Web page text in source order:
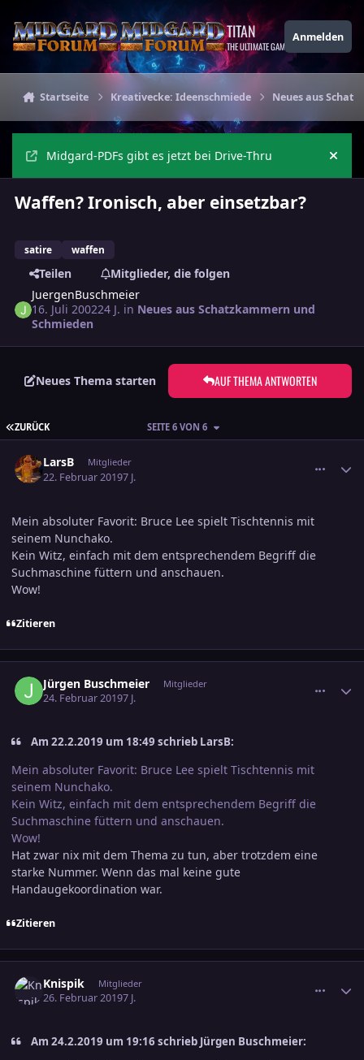
TITAN
THE ULTIMATE GAMING THEME
Anmelden
Startseite Kreativecke: Ideenschmiede Neues aus
Midgard-PDFs gibt es jetzt bei Drive-Thru
Waffen? Ironisch, aber einsetzbar?
satire waffen
Teilen
Mitglieder, die folgen
JuergenBuschmeier
16. Juli 200224 J. in Neues aus Schatzkammern und
Schmieden
Neues Thema starten AUF THEMA ANTWORTEN
ERSTE SEITE
ZURÜCK SEITE 6 VON 6
LarsB Mitglieder
22. Februar 20197 J.
Mein absoluter Favorit: Bruce Lee spielt Tischtennis mit
seinem Nunchako.
Kein Witz, einfach mit dem entsprechendem Begriff die
Suchmaschine füttern und anschauen.
Wow!
Zitieren
Jürgen Buschmeier Mitglieder
24. Februar 20197 J.
Am 22.2.2019 um 18:49 schrieb LarsB:
Mein absoluter Favorit: Bruce Lee spielt Tischtennis mit
seinem Nunchako.
Kein Witz, einfach mit dem entsprechendem Begriff die
Suchmaschine füttern und anschauen.
Wow!
Hat zwar nix mit dem Thema zu tun, aber trotzdem eine
starke Nummer. Wenn das mal keine gute
Handaugekoordination war.
Zitieren
Knispik Mitglieder
26. Februar 20197 J.
Am 24.2.2019 um 19:16 schrieb Jürgen Buschmeier: